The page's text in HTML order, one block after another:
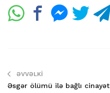
ƏVVƏLKI
Əsgər ölümü ilə bağlı cinayət